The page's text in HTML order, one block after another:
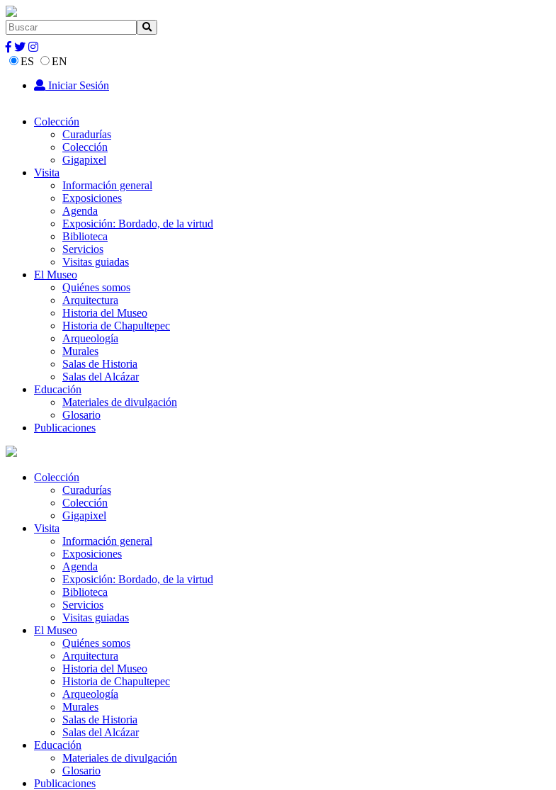
ES
EN
Iniciar Sesión
Colección
Curadurías
Colección
Gigapixel
Visita
Información general
Exposiciones
Agenda
Exposición: Bordado, de la virtud
Biblioteca
Servicios
Visitas guiadas
El Museo
Quiénes somos
Arquitectura
Historia del Museo
Historia de Chapultepec
Arqueología
Murales
Salas de Historia
Salas del Alcázar
Educación
Materiales de divulgación
Glosario
Publicaciones
Colección
Curadurías
Colección
Gigapixel
Visita
Información general
Exposiciones
Agenda
Exposición: Bordado, de la virtud
Biblioteca
Servicios
Visitas guiadas
El Museo
Quiénes somos
Arquitectura
Historia del Museo
Historia de Chapultepec
Arqueología
Murales
Salas de Historia
Salas del Alcázar
Educación
Materiales de divulgación
Glosario
Publicaciones